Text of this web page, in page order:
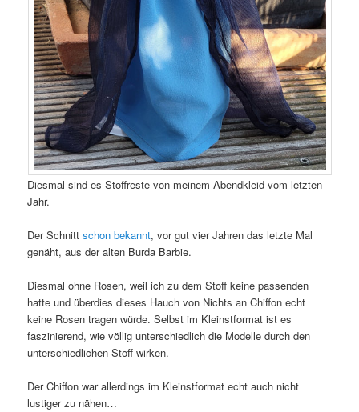
Diesmal sind es Stoffreste von meinem Abendkleid vom letzten
Jahr.
Der Schnittschon bekannt, vor gut vier Jahren das letzte Mal
genäht, aus der alten Burda Barbie.
Diesmal ohne Rosen, weil ich zu dem Stoff keine passenden
hatte und überdies dieses Hauch von Nichts an Chiffon echt
keine Rosen tragen würde. Selbst im Kleinstformat ist es
faszinierend, wie völlig unterschiedlich die Modelle durch den
unterschiedlichen Stoff wirken.
Der Chiffon war allerdings im Kleinstformat echt auch nicht
lustiger zu nähen…